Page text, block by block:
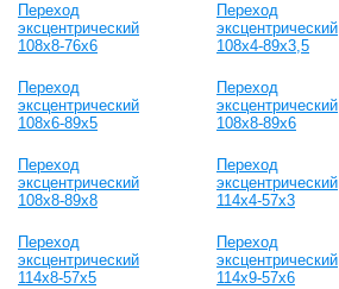
Переход
эксцентрический
108х8-76х6
Переход
эксцентрический
108х4-89х3,5
Переход
эксцентрический
108х6-89х5
Переход
эксцентрический
108х8-89х6
Переход
эксцентрический
108х8-89х8
Переход
эксцентрический
114х4-57х3
Переход
эксцентрический
114х8-57х5
Переход
эксцентрический
114х9-57х6